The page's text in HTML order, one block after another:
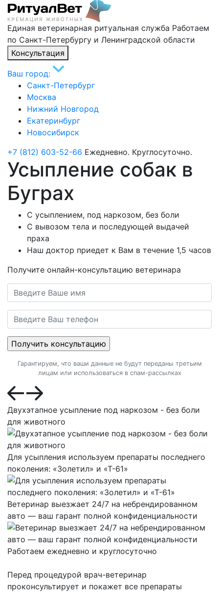
Единая ветеринарная ритуальная служба Работаем
по Санкт-Петербургу и Ленинградской области
Консультация
Ваш город:
Санкт-Петербург
Москва
Нижний Новгород
Екатеринбург
Новосибирск
+7 (812) 603-52-66 Ежедневно. Круглосуточно.
Усыпление собак в
Буграх
С усыплением, под наркозом, без боли
С вывозом тела и последующей выдачей
праха
Наш доктор приедет к Вам в течение 1,5 часов
Получите онлайн-консультацию ветеринара
Гарантируем, что ваши данные не будут переданы третьим
лицам или использоваться в спам-рассылках
Двухэтапное усыпление под наркозом - без боли
для животного
Для усыпления используем препараты последнего
поколения: «Золетил» и «Т-61»
Ветеринар выезжает 24/7 на небрендированном
авто — ваш гарант полной конфиденциальности
Работаем ежедневно и круглосуточно
Перед процедурой врач-ветеринар
проконсультирует и покажет все препараты